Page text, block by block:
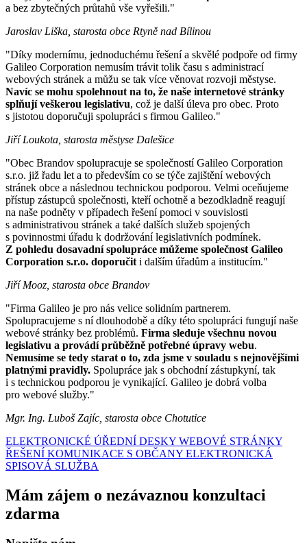
a bez zbytečných průtahů vše vyřešili."
Jaroslav Liška, starosta obce Rtyně nad Bílinou
"Díky modernímu, jednoduchému řešení a skvělé podpoře od firmy
Galileo Corporation nemusím trávit tolik času s administrací
webových stránek a můžu se tak více věnovat rozvoji městyse.
Navíc se mohu spolehnout na to, že naše internetové stránky
splňují veškerou legislativu, což je další úleva pro obec. Proto
s jistotou doporučuji spolupráci s firmou Galileo."
Jiří Loukota, starosta městyse Dalešice
"Obec Brandov spolupracuje se společností Galileo Corporation
s.r.o. již řadu let a to především co se týče zajištění webových
stránek obce a následnou technickou podporou. Velmi oceňujeme
přístup zástupců společnosti, kteří ochotně a bezodkladně reagují
na naše podněty v případech řešení pomoci v souvislosti
s administrativou stránek a také dalších služeb spojených
s povinnostmi úřadu k dodržování legislativních podmínek.
Z pohledu dosavadní spolupráce můžeme společnost Galileo
Corporation s.r.o. doporučit i dalším úřadům a institucím."
Jiří Mooz, starosta obce Brandov
"Firma Galileo je pro nás velice solidním partnerem.
Spolupracujeme s ní dlouhodobě a díky této spolupráci fungují naše
webové stránky bez problémů. Firma sleduje všechnu novou
legislativu a provádí průběžně potřebné úpravy webu.
Nemusíme se tedy starat o to, zda jsme v souladu s nejnovějšími
platnými pravidly. Spolupráce jak s obchodní zástupkyní, tak
i s technickou podporou je vynikající. Galileo je dobrá volba
pro webové služby."
Mgr. Ing. Luboš Zajíc, starosta obce Chotutice
ELEKTRONICKÉ ÚŘEDNÍ DESKY WEBOVÉ STRÁNKY
ŘEŠENÍ KOMUNIKACE S OBČANY ELEKTRONICKÁ
SPISOVÁ SLUŽBA
Mám zájem o nezávaznou konzultaci
zdarma